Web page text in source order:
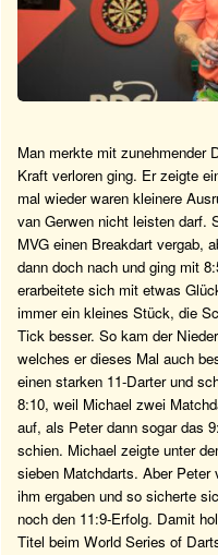
Man merkte mit zunehmender
Kraft verloren ging. Er zeigte
mal wieder waren kleinere
van Gerwen nicht leisten darf.
MVG einen Breakdart vergab,
dann doch nach und ging mit
erarbeitete sich mit etwas
immer ein kleines Stück, die
Tick besser. So kam der
welches er dieses Mal auch
einen starken 11-Darter und
8:10, weil Michael zwei
auf, als Peter dann sogar das
schien. Michael zeigte unter
sieben Matchdarts. Aber
ihm ergaben und so sicherte
noch den 11:9-Erfolg. Damit
Titel beim World Series of